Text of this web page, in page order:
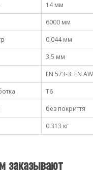
14 мм
6000 мм
0.044 мм
3.5 мм
EN 573-3: EN
Т6
без покриття
0.313 кг
заказывают